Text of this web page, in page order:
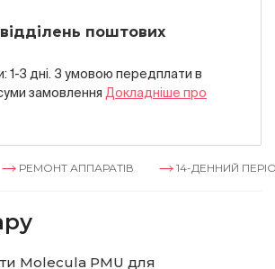
поштових
1-3 дні. З умовою передплати в
замовлення Докладнiше про
РЕМОНТ АППАРАТІВ 14-ДЕННИЙ
Molecula PMU для